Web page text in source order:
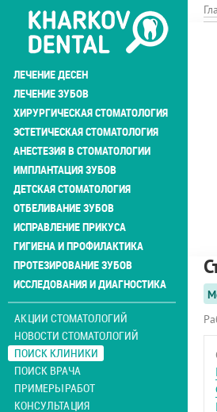
Перейти
основному
содержанию
ЛЕЧЕНИЕ ДЕСЕН
ЛЕЧЕНИЕ ЗУБОВ
ХИРУРГИЧЕСКАЯ СТОМАТОЛОГИЯ
ЭСТЕТИЧЕСКАЯ СТОМАТОЛОГИЯ
АНЕСТЕЗИЯ В СТОМАТОЛОГИИ
ИМПЛАНТАЦИЯ ЗУБОВ
ДЕТСКАЯ СТОМАТОЛОГИЯ
ОТБЕЛИВАНИЕ ЗУБОВ
ИСПРАВЛЕНИЕ ПРИКУСА
ГИГИЕНА И ПРОФИЛАКТИКА
ПРОТЕЗИРОВАНИЕ ЗУБОВ
ИССЛЕДОВАНИЯ И ДИАГНОСТИКА
АКЦИИ СТОМАТОЛОГИЙ
НОВОСТИ СТОМАТОЛОГИЙ
ПОИСК КЛИНИКИ
ПОИСК ВРАЧА
ПРИМЕРЫ РАБОТ
КОНСУЛЬТАЦИЯ